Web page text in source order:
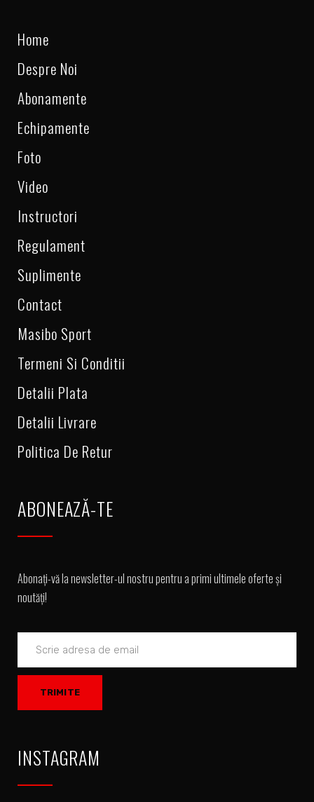
Home
Despre Noi
Abonamente
Echipamente
Foto
Video
Instructori
Regulament
Suplimente
Contact
Masibo Sport
Termeni Si Conditii
Detalii Plata
Detalii Livrare
Politica De Retur
ABONEAZĂ-TE
Abonați-vă la newsletter-ul nostru pentru a primi ultimele oferte și
noutăți!
INSTAGRAM